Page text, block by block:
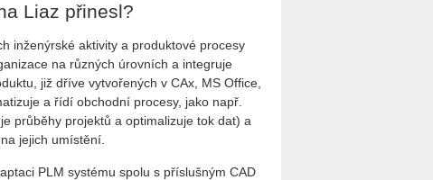
Liaz přinesl?
inženýrské aktivity a produktové procesy
na různých úrovních a integruje
již dříve vytvořených v CAx, MS Office,
a řídí obchodní procesy, jako např.
průběhy projektů a optimalizuje tok dat) a
jejich umístění.
PLM systému spolu s příslušným CAD